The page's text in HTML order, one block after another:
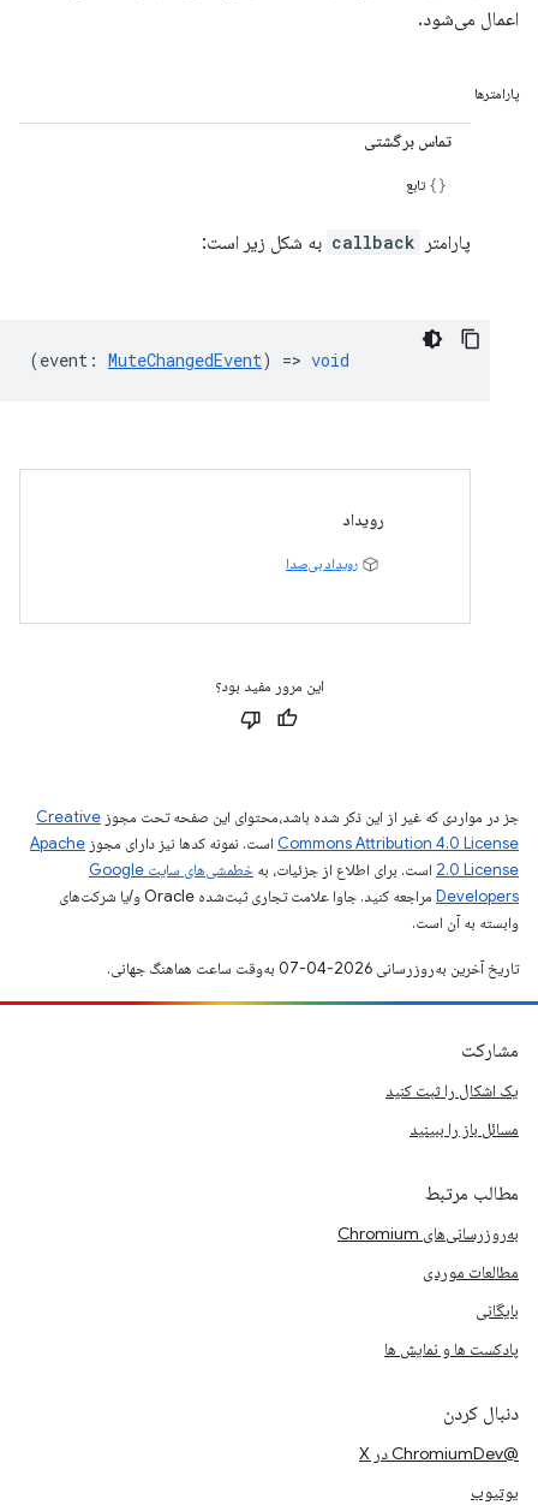
اعمال می‌شود.
پارامترها
تماس برگشتی
تابع
پارامتر callback به شکل زیر است:
(event : MuteChangedEvent) => void
رویداد
رویداد بی‌صدا
این مرور مفید بود؟
جز در مواردی که غیر از این ذکر شده باشد،‌محتوای این صفحه تحت مجوز Creative
Commons Attribution 4.0 License است. نمونه کدها نیز دارای مجوز Apache
2.0 License است. برای اطلاع از جزئیات، به
خطمشی‌های سایت Google
Developers‏
مراجعه کنید. جاوا علامت تجاری ثبت‌شده Oracle و/یا شرکت‌های
وابسته به آن است.
تاریخ آخرین به‌روزرسانی 2026-04-07 به‌وقت ساعت هماهنگ جهانی.
مشارکت
یک اشکال را ثبت کنید
مسائل باز را ببینید
مطالب مرتبط
به‌روزرسانی‌های Chromium
مطالعات موردی
بایگانی
پادکست ها و نمایش ها
دنبال کردن
@ChromiumDev در X
یوتیوب